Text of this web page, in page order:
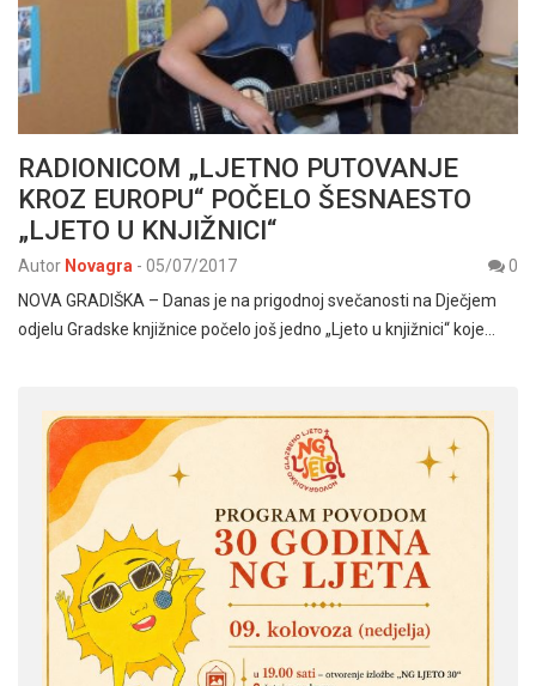
RADIONICOM „LJETNO PUTOVANJE
KROZ EUROPU“ POČELO ŠESNAESTO
„LJETO U KNJIŽNICI“
Autor Novagra - 05/07/2017
0
NOVA GRADIŠKA – Danas je na prigodnoj svečanosti na Dječjem
odjelu Gradske knjižnice počelo još jedno „Ljeto u knjižnici“ koje…